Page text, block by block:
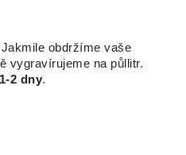
Jakmile obdržíme vaše
vygravírujeme na půllitr.
1-2 dny.